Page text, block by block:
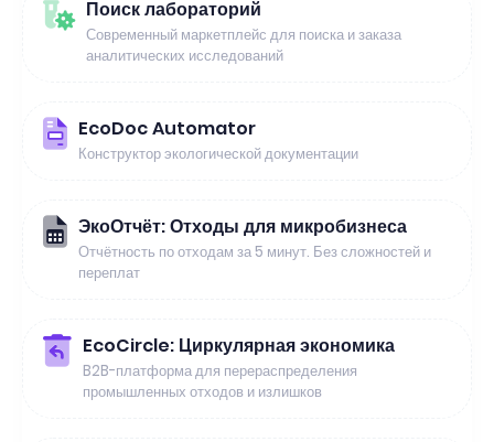
Поиск лабораторий
Современный маркетплейс для поиска и заказа
аналитических исследований
EcoDoc Automator
Конструктор экологической документации
ЭкоОтчёт: Отходы для микробизнеса
Отчётность по отходам за 5 минут. Без сложностей и
переплат
EcoCircle: Циркулярная экономика
B2B-платформа для перераспределения
промышленных отходов и излишков